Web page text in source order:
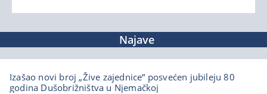
Najave
Izašao novi broj „Žive zajednice“ posvećen jubileju 80
godina Dušobrižništva u Njemačkoj